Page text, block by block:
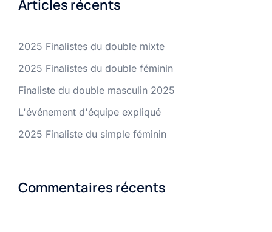
Articles récents
2025 Finalistes du double mixte
2025 Finalistes du double féminin
Finaliste du double masculin 2025
L'événement d'équipe expliqué
2025 Finaliste du simple féminin
Commentaires récents